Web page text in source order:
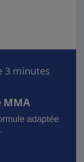
3 minutes
MMA
adaptée